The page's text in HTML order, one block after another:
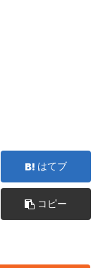
はてブ
コピー